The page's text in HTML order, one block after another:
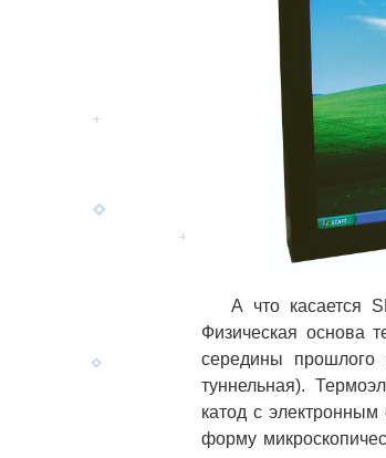
А что касается
Физическая основа
середины прошлого
туннельная).
катод с
форму